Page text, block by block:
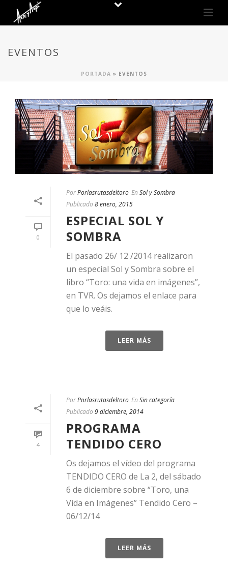
EVENTOS
PORTADA » EVENTOS
0
PorPorlasrutasdeltoro En Sol y Sombra
Publicado 8 enero, 2015
ESPECIAL SOL Y
SOMBRA
El pasado 26/ 12 /2014 realizaron
un especial Sol y Sombra sobre el
libro “Toro: una vida en imágenes”,
en TVR. Os dejamos el enlace para
que lo veáis.
LEER MÁS
4
PorPorlasrutasdeltoro En Sin categoría
Publicado 9 diciembre, 2014
PROGRAMA
TENDIDO CERO
Os dejamos el vídeo del programa
TENDIDO CERO de La 2, del sábado
6 de diciembre sobre “Toro, una
Vida en Imágenes” Tendido Cero –
06/12/14
LEER MÁS